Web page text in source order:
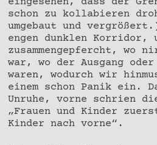
schon zu kollabieren
umgebaut und
engen dunklen Korridor,
zusammengepfercht, wo
war, wo der Ausgang
waren, wodurch wir
einem schon Panik ein.
Unruhe, vorne schrien
„Frauen und Kinder
Kinder nach vorne“.